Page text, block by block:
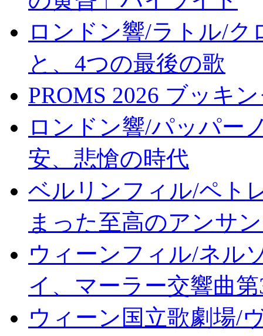
ロンドン響/ラトル/ク
と、4つの最後の歌
PROMS 2026 ブッキ
ロンドン響/パッパー
安、悲愴の時代
ベルリンフィル/ペト
まった至高のアンサ
ウィーンフィル/ネル
イ、マーラー交響曲
ウィーン国立歌劇場/